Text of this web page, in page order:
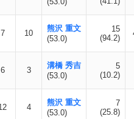
7 10
熊沢 重文
(53.0)
15
(94.2)
6 3
溝橋 秀吉
(53.0)
5
(10.2)
4
熊沢 重文
(53.0)
7
(25.8)